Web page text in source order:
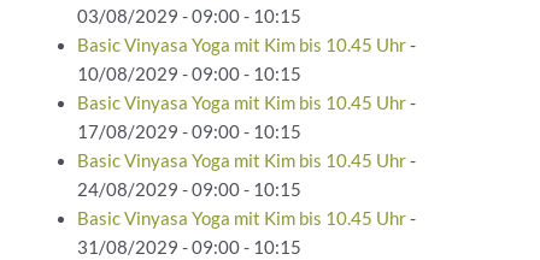
03/08/2029 - 09:00 - 10:15
Basic Vinyasa Yoga mit Kim bis 10.45 Uhr-
10/08/2029 - 09:00 - 10:15
Basic Vinyasa Yoga mit Kim bis 10.45 Uhr-
17/08/2029 - 09:00 - 10:15
Basic Vinyasa Yoga mit Kim bis 10.45 Uhr-
24/08/2029 - 09:00 - 10:15
Basic Vinyasa Yoga mit Kim bis 10.45 Uhr-
31/08/2029 - 09:00 - 10:15